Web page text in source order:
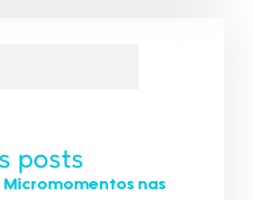
posts
Micromomentos nas